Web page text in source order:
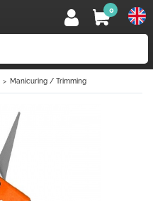
0
Manicuring / Trimming